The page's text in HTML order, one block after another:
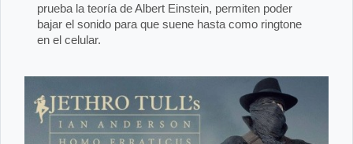
prueba la teoría de Albert Einstein, permiten poder
bajar el sonido para que suene hasta como ringtone
en el celular.